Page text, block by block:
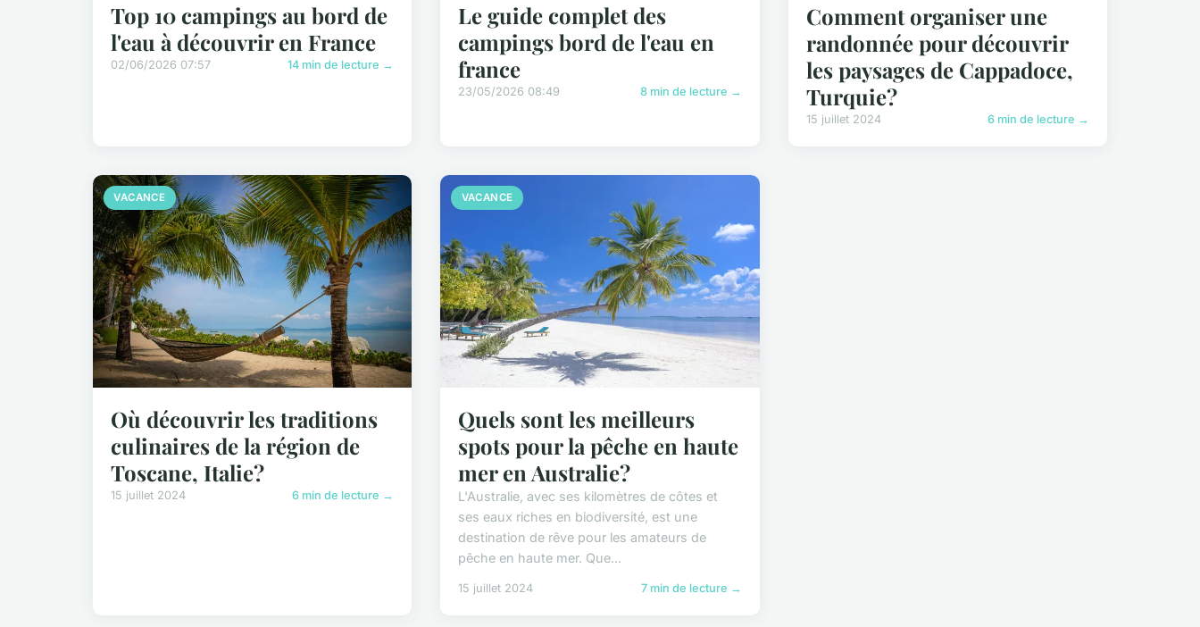
Top 10 campings au bord de
l'eau à découvrir en France
02/06/2026 07:57 14 min de lecture →
Le guide complet des
campings bord de l'eau en
france
23/05/2026 08:49 8 min de lecture →
Comment organiser une
randonnée pour découvrir
les paysages de Cappadoce,
Turquie?
15 juillet 2024 6 min de lecture →
VACANCE
Où découvrir les traditions
culinaires de la région de
Toscane, Italie?
15 juillet 2024 6 min de lecture →
VACANCE
Quels sont les meilleurs
spots pour la pêche en haute
mer en Australie?
L'Australie, avec ses kilomètres de côtes et
ses eaux riches en biodiversité, est une
destination de rêve pour les amateurs de
pêche en haute mer. Que...
15 juillet 2024 7 min de lecture →